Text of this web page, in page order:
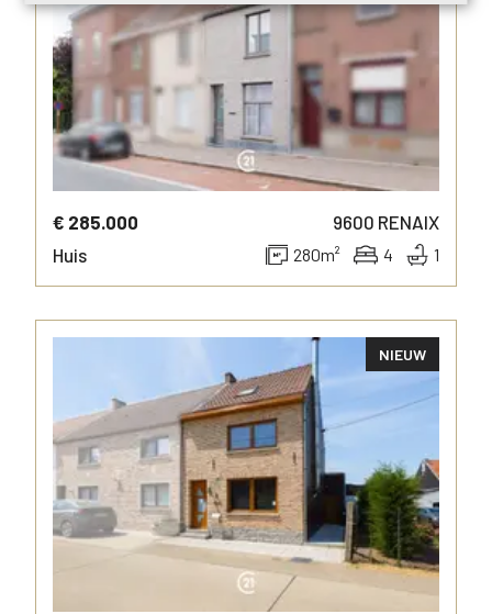
MEER INFO
€ 285.000 9600 RENAIX
Huis
280m² 4 1
NIEUW